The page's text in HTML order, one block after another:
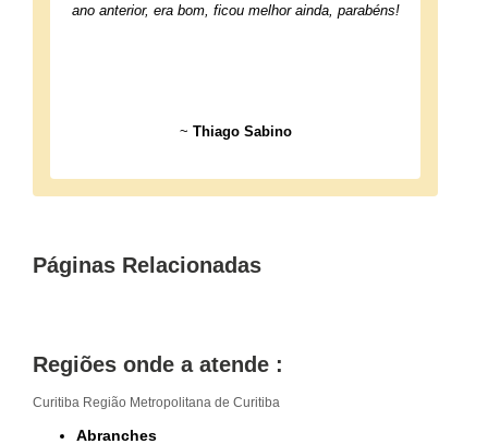
ano anterior, era bom, ficou melhor ainda, parabéns!
~ Thiago Sabino
Páginas Relacionadas
Regiões onde a atende :
Curitiba Região Metropolitana de Curitiba
Abranches